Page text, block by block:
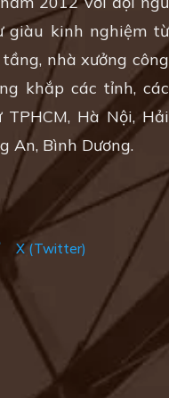
giàu kinh nghiệm từ
nhà xưởng công
khắp các tỉnh, các
Hà Nội, Hải
An, Bình Dương.
X (Twitter)